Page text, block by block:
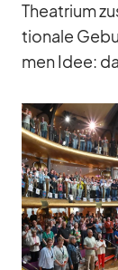
Thea­trium
tio­nale
men Idee: